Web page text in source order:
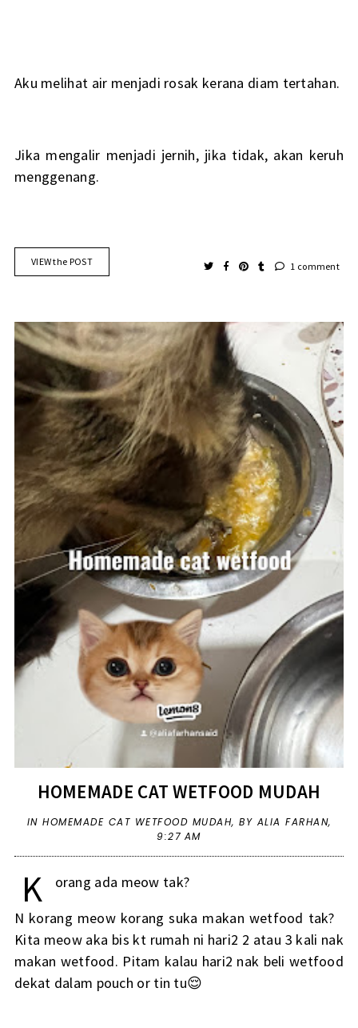
Aku melihat air menjadi rosak kerana diam tertahan.
Jika mengalir menjadi jernih, jika tidak, akan keruh
menggenang.
VIEW the POST 1 comment
HOMEMADE CAT WETFOOD MUDAH
IN HOMEMADE CAT WETFOOD MUDAH, BY ALIA FARHAN,
9:27 AM
K
orang ada meow tak?
N korang meow korang suka makan wetfood tak?
Kita meow aka bis kt rumah ni hari2 2 atau 3 kali nak
makan wetfood. Pitam kalau hari2 nak beli wetfood
dekat dalam pouch or tin tu😌